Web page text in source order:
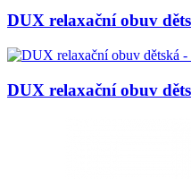
DUX relaxační obuv
DUX relaxační obuv